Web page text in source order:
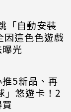
「自動安裝
因這色色遊戲
光
5新品、再
」悠遊卡！2